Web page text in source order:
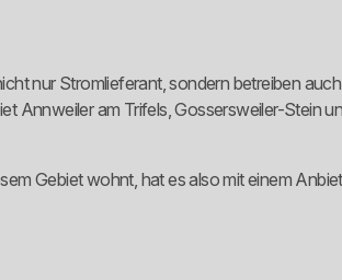
nur Stromlieferant, sondern betreiben
Annweiler am Trifels, Gossersweiler-Stein
Gebiet wohnt, hat es also mit einem